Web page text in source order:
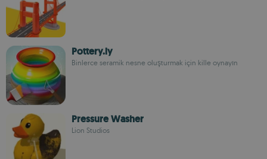
Pottery.ly
Binlerce seramik nesne oluşturmak için kille oynayın
Pressure Washer
Lion Studios